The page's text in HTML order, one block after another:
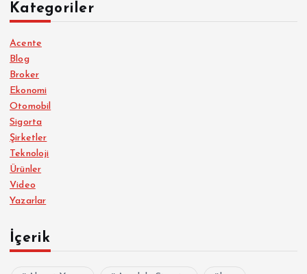
Kategoriler
Acente
Blog
Broker
Ekonomi
Otomobil
Sigorta
Şirketler
Teknoloji
Ürünler
Video
Yazarlar
İçerik